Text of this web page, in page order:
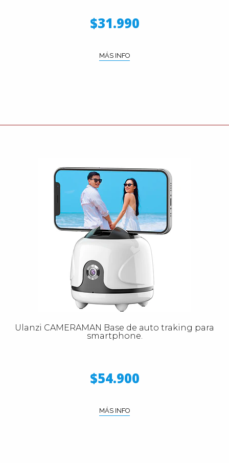
$31.990
MÁS INFO
Ulanzi CAMERAMAN Base de auto traking para
smartphone.
$54.900
MÁS INFO